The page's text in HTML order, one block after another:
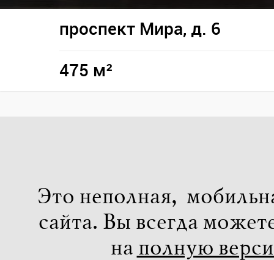
проспект Мира, д. 6
475 м²
Это неполная,
сайта. Вы всегда
на полную